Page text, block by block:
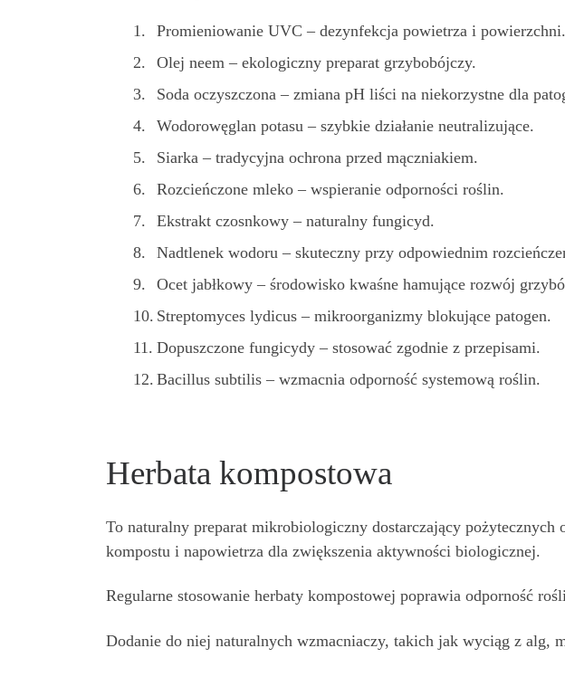
Promieniowanie UVC – dezynfekcja powietrza i powierzchni.
Olej neem – ekologiczny preparat grzybobójczy.
Soda oczyszczona – zmiana pH liści na niekorzystne dla
Wodorowęglan potasu – szybkie działanie neutralizujące.
Siarka – tradycyjna ochrona przed mączniakiem.
Rozcieńczone mleko – wspieranie odporności roślin.
Ekstrakt czosnkowy – naturalny fungicyd.
Nadtlenek wodoru – skuteczny przy odpowiednim
Ocet jabłkowy – środowisko kwaśne hamujące rozwój
Streptomyces lydicus – mikroorganizmy blokujące patogen.
Dopuszczone fungicydy – stosować zgodnie z przepisami.
Bacillus subtilis – wzmacnia odporność systemową roślin.
Herbata kompostowa
To naturalny preparat mikrobiologiczny dostarczający
kompostu i napowietrza dla zwiększenia aktywności biologicznej.
Regularne stosowanie herbaty kompostowej poprawia odporność
Dodanie do niej naturalnych wzmacniaczy, takich jak wyciąg z alg,